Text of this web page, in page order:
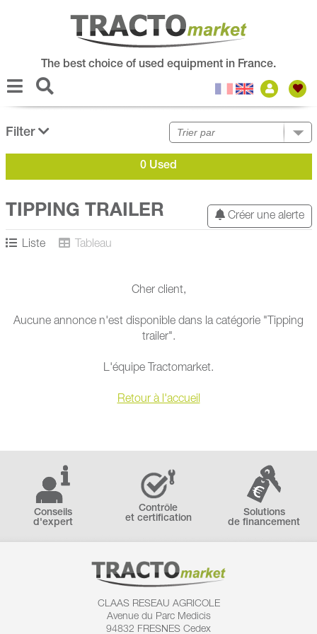
The best choice of used equipment in France.
Filter
0 Used
Créer une alerte
TIPPING TRAILER
Liste Tableau
Cher client,
Aucune annonce n'est disponible dans la catégorie "Tipping
trailer".
L'équipe Tractomarket.
Retour à l'accueil
Conseils
d'expert
Contrôle
et certification
Solutions
de financement
CLAAS RESEAU AGRICOLE
Avenue du Parc Medicis
94832 FRESNES Cedex